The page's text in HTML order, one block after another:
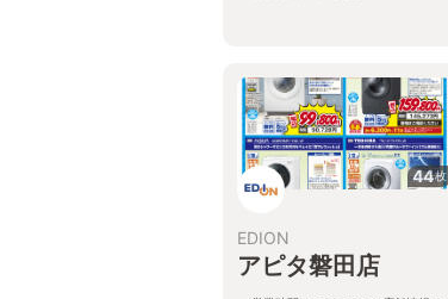
44枚
EDION
アピタ磐田店